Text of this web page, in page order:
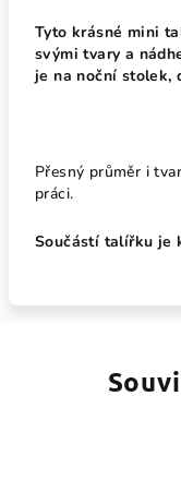
Tyto krásné mini
svými tvary a
je na noční stolek,
Přesný průměr i
práci.
Součástí talířku je